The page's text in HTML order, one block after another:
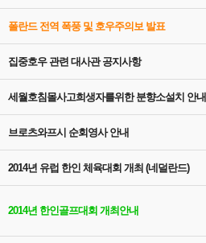
폴란드 전역 폭풍 및 호우주의보 발표
집중호우 관련 대사관 공지사항
세월호침몰사고희생자를위한 분향소설치 안내
브로츠와프시 순회영사 안내
2014년 유럽 한인 체육대회 개최 (네덜란드)
2014년 한인골프대회 개최안내